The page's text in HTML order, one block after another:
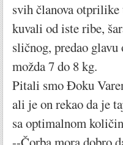
svih članova otprilike
kuvali od iste ribe,
sličnog, predao
možda 7 do 8 kg.
Pitali smo Đoku
ali je on rekao da je
sa optimalnom